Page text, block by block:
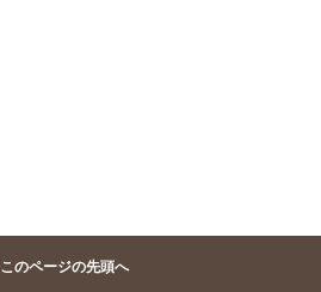
このページの先頭へ